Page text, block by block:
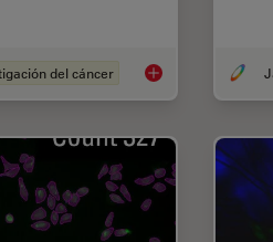
del cáncer Researchers